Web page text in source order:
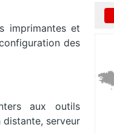
imprimantes et
des
aux outils
serveur